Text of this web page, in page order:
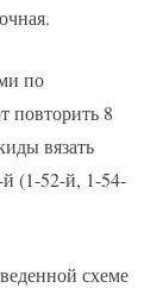
по
повторить 8
вязать
(1-52-й, 1-54-
схеме